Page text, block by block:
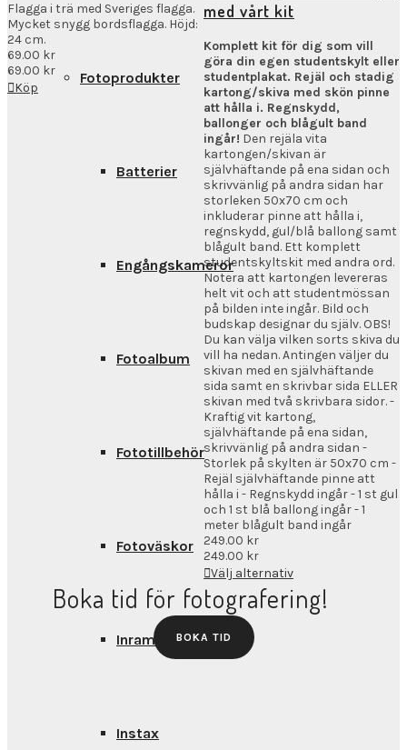
Fotoprodukter
Batterier
Engångskameror
Fotoalbum
Fototillbehör
Fotoväskor
Inramning
Instax
Flagga i trä med Sveriges flagga.
Mycket snygg bordsflagga. Höjd:
24 cm.
69.00 kr
69.00 kr
Köp
med vårt kit
Komplett kit för dig som vill
göra din egen studentskylt eller
studentplakat. Rejäl och stadig
kartong/skiva med skön pinne
att hålla i. Regnskydd,
ballonger och blågult band
ingår! Den rejäla vita
kartongen/skivan är
självhäftande på ena sidan och
skrivvänlig på andra sidan har
storleken 50x70 cm och
inkluderar pinne att hålla i,
regnskydd, gul/blå ballong samt
blågult band. Ett komplett
studentskyltskit med andra ord.
Notera att kartongen levereras
helt vit och att studentmössan
på bilden inte ingår. Bild och
budskap designar du själv. OBS!
Du kan välja vilken sorts skiva du
vill ha nedan. Antingen väljer du
skivan med en självhäftande
sida samt en skrivbar sida ELLER
skivan med två skrivbara sidor. -
Kraftig vit kartong,
självhäftande på ena sidan,
skrivvänlig på andra sidan -
Storlek på skylten är 50x70 cm -
Rejäl självhäftande pinne att
hålla i - Regnskydd ingår - 1 st gul
och 1 st blå ballong ingår - 1
meter blågult band ingår
249.00 kr
249.00 kr
Välj alternativ
Boka tid för fotografering!
BOKA TID